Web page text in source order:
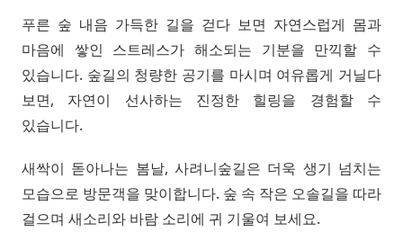
푸른 숲 내음 가득한 길을 걷다 보면 자연스럽게 몸과
마음에 쌓인 스트레스가 해소되는 기분을 만끽할 수
있습니다. 숲길의 청량한 공기를 마시며 여유롭게 거닐다
보면, 자연이 선사하는 진정한 힐링을 경험할 수
있습니다.
새싹이 돋아나는 봄날, 사려니숲길은 더욱 생기 넘치는
모습으로 방문객을 맞이합니다. 숲 속 작은 오솔길을 따라
걸으며 새소리와 바람 소리에 귀 기울여 보세요.